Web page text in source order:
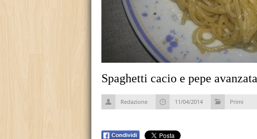
Spaghetti cacio e pepe avanzata
Redazione 11/04/2014 Primi